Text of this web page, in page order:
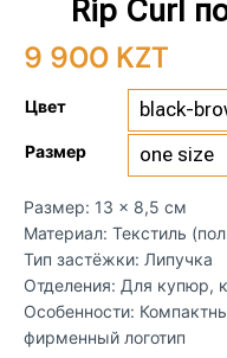
Rip Curl
9 900 KZT
Цвет
Размер
Размер: 13 × 8,5 см
Материал: Текстиль
Тип застёжки: Липучка
Отделения: Для купюр,
Особенности:
фирменный логотип